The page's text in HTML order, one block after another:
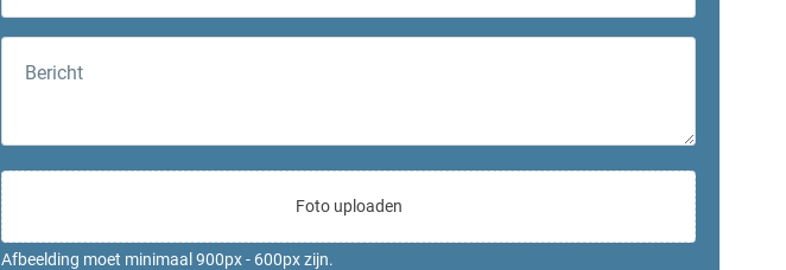
Bericht
Foto uploaden
Afbeelding moet minimaal 900px - 600px zijn.